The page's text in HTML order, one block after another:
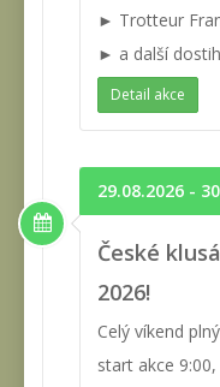
► Trotteur
► a další
Detail akce
29.08.2026 -
České
2026!
Celý víkend
start akce